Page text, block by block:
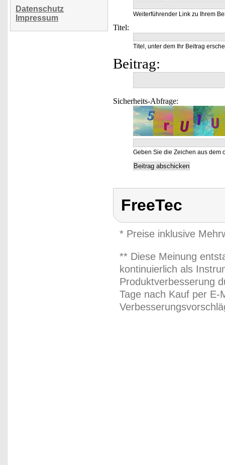
Datenschutz
Impressum
Weiterführender Link zu Ihrem
Titel:
Titel, unter dem Ihr Beitrag
Beitrag:
Sicherheits-Abfrage:
Geben Sie die Zeichen aus dem
FreeTec
* Preise inklusive
** Diese Meinung
kontinuierlich als
Produktverbesserung
Tage nach Kauf per E-